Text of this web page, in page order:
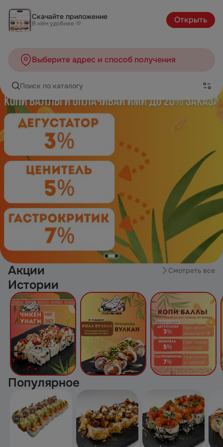
Скачайте приложение
В нём удобнее 🫶 Открыть
Выберите адрес и способ получения
Поиск по каталогу
Акции Смотреть все
Истории
Популярное